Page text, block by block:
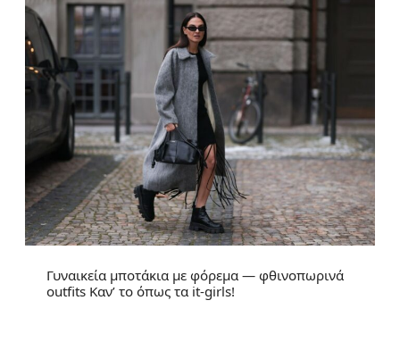
Γυναικεία μποτάκια με φόρεμα — φθινοπωρινά
outfits Καν’ το όπως τα it-girls!